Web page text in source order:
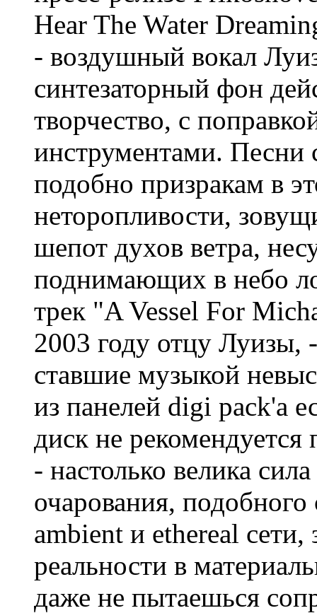
Hear The Water
- воздушный вокал
синтезаторный фон
творчество, с
инструментами. Песни
подобно призракам в
неторопливости,
шепот духов ветра,
поднимающих в небо
трек "A Vessel For
2003 году отцу Луизы,
ставшие музыкой
из панелей digi pack'а
диск не
- настолько велика
очарования,
ambient и ethereal
реальности в
даже не пытаешься